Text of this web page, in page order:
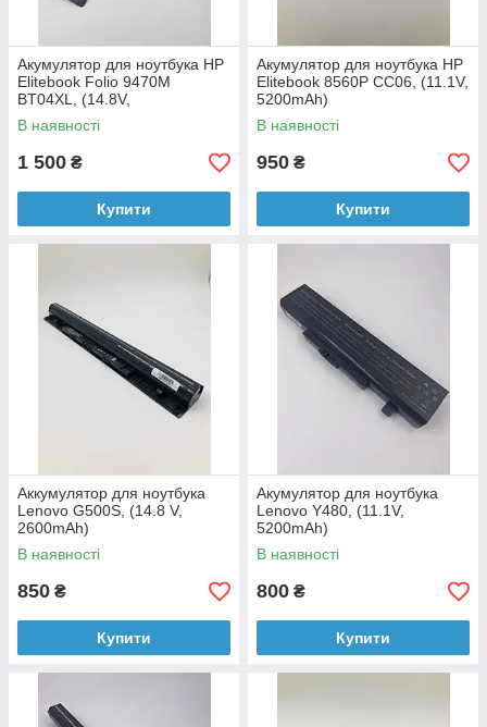
Акумулятор для ноутбука HP
Elitebook Folio 9470M
BT04XL, (14.8V,
52Wh/3500mAh)
В наявності
1 500 ₴
Купити
Акумулятор для ноутбука HP
Elitebook 8560P CC06, (11.1V,
5200mAh)
В наявності
950 ₴
Купити
Аккумулятор для ноутбука
Lenovo G500S, (14.8 V,
2600mAh)
В наявності
850 ₴
Купити
Акумулятор для ноутбука
Lenovo Y480, (11.1V,
5200mAh)
В наявності
800 ₴
Купити